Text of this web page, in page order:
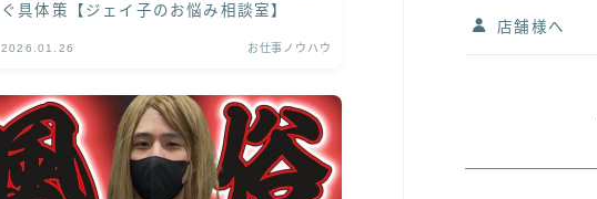
ぐ具体策【ジェイ子のお悩み相談室】
2026.01.26 お仕事ノウハウ
店舗様へ